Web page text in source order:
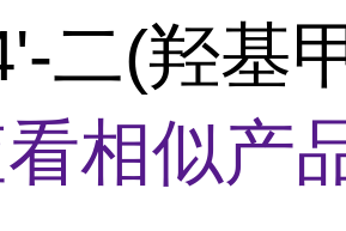
二(羟基
相似产